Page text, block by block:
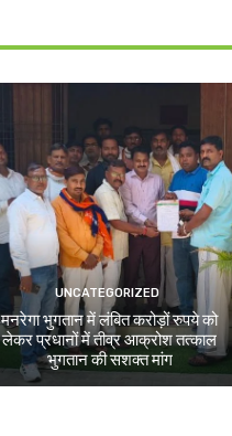
UNCATEGORIZED
मनरेगा भुगतान में लंबित करोड़ों रुपये को
लेकर प्रधानों में तीव्र आक्रोश तत्काल
भुगतान की सशक्त मांग